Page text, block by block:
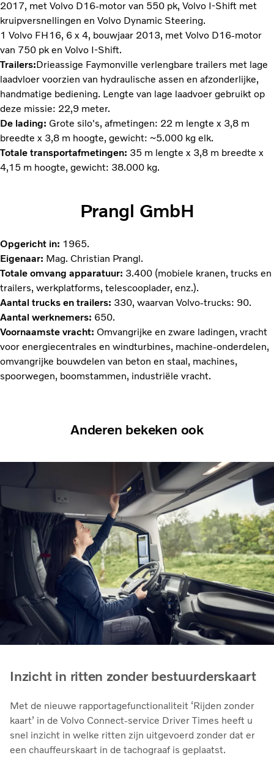
2017, met Volvo D16-motor van 550 pk, Volvo I-Shift met
kruipversnellingen en Volvo Dynamic Steering.
1 Volvo FH16, 6 x 4, bouwjaar 2013, met Volvo D16-motor
van 750 pk en Volvo I-Shift.
Trailers:Drieassige Faymonville verlengbare trailers met lage
laadvloer voorzien van hydraulische assen en afzonderlijke,
handmatige bediening. Lengte van lage laadvoer gebruikt op
deze missie: 22,9 meter.
De lading: Grote silo's, afmetingen: 22 m lengte x 3,8 m
breedte x 3,8 m hoogte, gewicht: ~5.000 kg elk.
Totale transportafmetingen: 35 m lengte x 3,8 m breedte x
4,15 m hoogte, gewicht: 38.000 kg.
Prangl GmbH
Opgericht in: 1965.
Eigenaar: Mag. Christian Prangl.
Totale omvang apparatuur: 3.400 (mobiele kranen, trucks en
trailers, werkplatforms, telescooplader, enz.).
Aantal trucks en trailers: 330, waarvan Volvo-trucks: 90.
Aantal werknemers: 650.
Voornaamste vracht: Omvangrijke en zware ladingen, vracht
voor energiecentrales en windturbines, machine-onderdelen,
omvangrijke bouwdelen van beton en staal, machines,
spoorwegen, boomstammen, industriële vracht.
Anderen bekeken ook
Inzicht in ritten zonder bestuurderskaart
Met de nieuwe rapportagefunctionaliteit ‘Rijden zonder
kaart’ in de Volvo Connect-service Driver Times heeft u
snel inzicht in welke ritten zijn uitgevoerd zonder dat er
een chauffeurskaart in de tachograaf is geplaatst.